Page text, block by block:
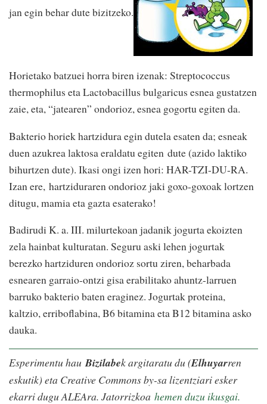
jan egin behar dute bizitzeko.
Horietako batzuei horra biren izenak: Streptococcus
thermophilus eta Lactobacillus bulgaricus esnea gustatzen
zaie, eta, “jatearen” ondorioz, esnea gogortu egiten da.
Bakterio horiek hartzidura egin dutela esaten da; esneak
duen azukrea laktosa eraldatu egiten dute (azido laktiko
bihurtzen dute). Ikasi ongi izen hori: HAR-TZI-DU-RA.
Izan ere, hartziduraren ondorioz jaki goxo-goxoak lortzen
ditugu, mamia eta gazta esaterako!
Badirudi K. a. III. milurtekoan jadanik jogurta ekoizten
zela hainbat kulturatan. Seguru aski lehen jogurtak
berezko hartziduren ondorioz sortu ziren, beharbada
esnearen garraio-ontzi gisa erabilitako ahuntz-larruen
barruko bakterio baten eraginez. Jogurtak proteina,
kaltzio, erriboflabina, B6 bitamina eta B12 bitamina asko
dauka.
Esperimentu hau Bizilabek argitaratu du (Elhuyarren
eskutik) eta Creative Commons by-sa lizentziari esker
ekarri dugu ALEAra. Jatorrizkoa hemen duzu ikusgai.